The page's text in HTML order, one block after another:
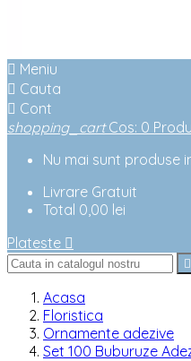
 Meniu
 Cauta
 Cont
shopping_cart Cos: 0
Nu mai sunt produse
Livrare Gratuit
Total 0,00 lei
Plateste 

Acasa
Floristica
Ornamente adezive
Set 100 Buburuze